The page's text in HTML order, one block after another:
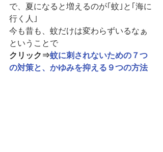
で、夏になると増えるのが｢蚊｣と｢海に
行く人｣
今も昔も、蚊だけは変わらずいるなぁ
ということで
クリック⇒蚊に刺されないための７つ
の対策と、かゆみを抑える９つの方法